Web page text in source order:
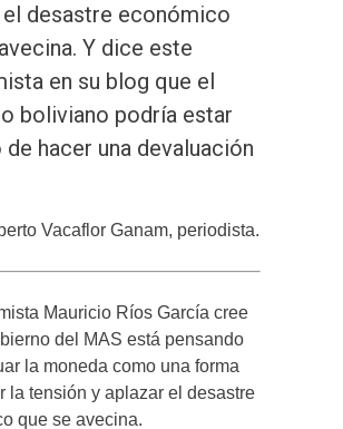
el desastre económico
Y dice este
en su blog que el
boliviano podría estar
hacer una devaluación
Vacaflor Ganam, periodista.
Mauricio Ríos García cree
del MAS está pensando
la moneda como una forma
la tensión y aplazar el desastre
que se avecina.